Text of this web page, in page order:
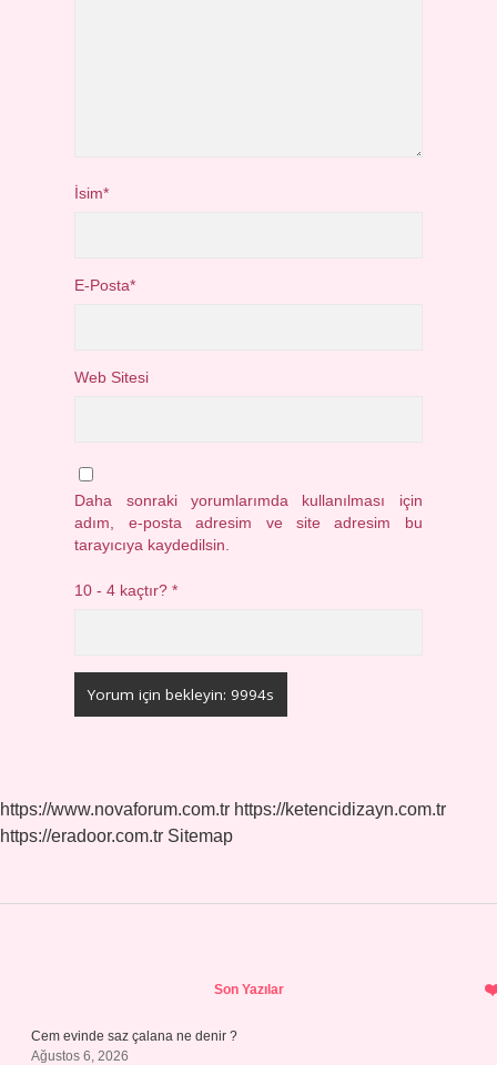
İsim*
E-Posta*
Web Sitesi
Daha sonraki yorumlarımda kullanılması için
adım, e-posta adresim ve site adresim bu
tarayıcıya kaydedilsin.
10 - 4 kaçtır?*
https://www.novaforum.com.tr https://ketencidizayn.com.tr
https://eradoor.com.tr Sitemap
Son Yazılar
Cem evinde saz çalana ne denir ?
Ağustos 6, 2026